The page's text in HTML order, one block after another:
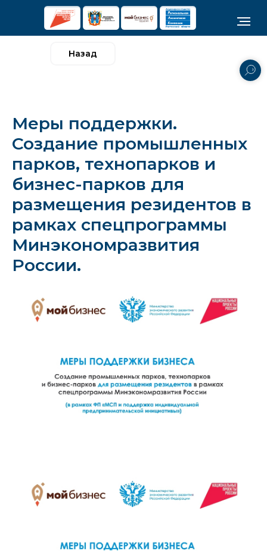
Назад
Меры поддержки.
Создание промышленных
парков, технопарков и
бизнес-парков для
размещения резидентов в
рамках спецпрограммы
Минэкономразвития
России.